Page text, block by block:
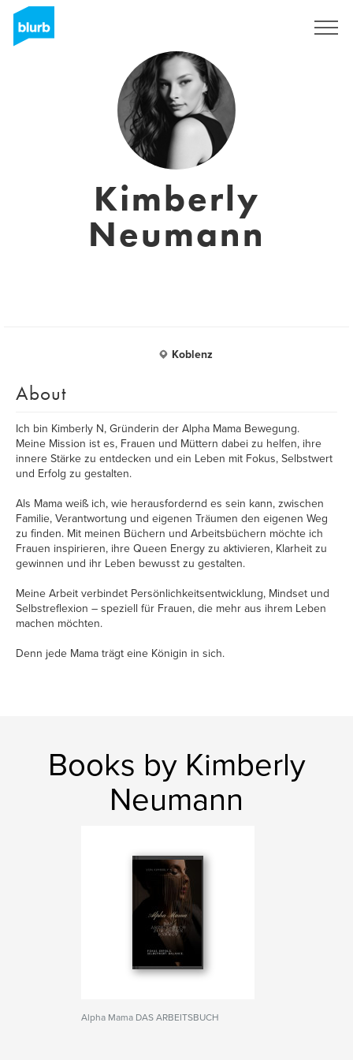
Kimberly
Neumann
Koblenz
About
Ich bin Kimberly N, Gründerin der Alpha Mama Bewegung.
Meine Mission ist es, Frauen und Müttern dabei zu helfen, ihre
innere Stärke zu entdecken und ein Leben mit Fokus, Selbstwert
und Erfolg zu gestalten.
Als Mama weiß ich, wie herausfordernd es sein kann, zwischen
Familie, Verantwortung und eigenen Träumen den eigenen Weg
zu finden. Mit meinen Büchern und Arbeitsbüchern möchte ich
Frauen inspirieren, ihre Queen Energy zu aktivieren, Klarheit zu
gewinnen und ihr Leben bewusst zu gestalten.
Meine Arbeit verbindet Persönlichkeitsentwicklung, Mindset und
Selbstreflexion – speziell für Frauen, die mehr aus ihrem Leben
machen möchten.
Denn jede Mama trägt eine Königin in sich.
Books by Kimberly
Neumann
Alpha Mama DAS ARBEITSBUCH